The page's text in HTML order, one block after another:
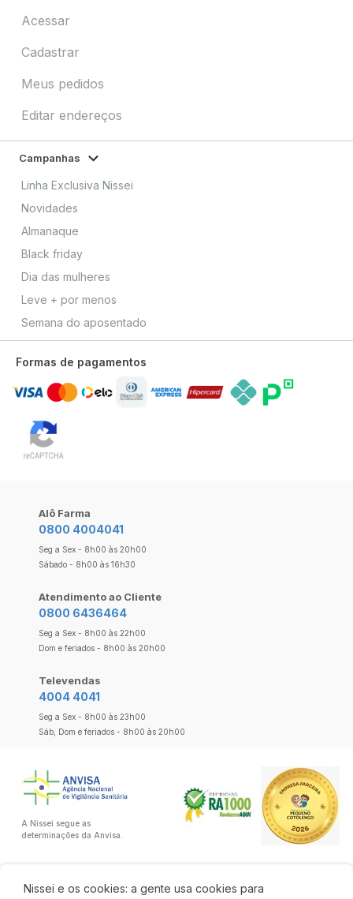
Nissei e os cookies: a gente usa cookies para
Acessar
Cadastrar
Meus pedidos
Editar endereços
Campanhas
Linha Exclusiva Nissei
Novidades
Almanaque
Black friday
Dia das mulheres
Leve + por menos
Semana do aposentado
Formas de pagamentos
Alô Farma
0800 4004041
Seg a Sex - 8h00 às 20h00
Sábado - 8h00 às 16h30
Atendimento ao Cliente
0800 6436464
Seg a Sex - 8h00 às 22h00
Dom e feriados - 8h00 às 20h00
Televendas
4004 4041
Seg a Sex - 8h00 às 23h00
Sáb, Dom e feriados - 8h00 às 20h00
A Nissei segue as
determinações da Anvisa.